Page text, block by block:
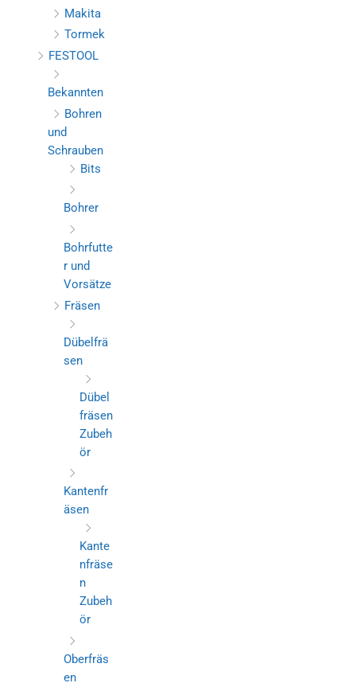
Makita
Tormek
FESTOOL
Bekannten
Bohren
und
Schrauben
Bits
Bohrer
Bohrfutte
r und
Vorsätze
Fräsen
Dübelfrä
sen
Dübel
fräsen
Zubeh
ör
Kantenfr
äsen
Kante
nfräse
n
Zubeh
ör
Oberfräs
en